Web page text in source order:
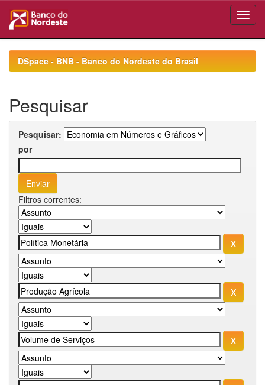
navigationDSpace - BNB - Banco do Nordeste do Brasil
Pesquisar
Pesquisar:
por
Filtros correntes: